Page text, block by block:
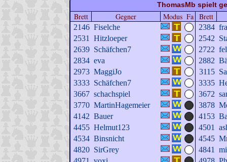
ThomasMb spielt
Brett Gegner Modus Fa Brett
2146 Fiselche 2384
2531
Hitzloeper 2542
2639 Schäfchen7 2722
2834 eva 2882
2973 MaggiJo 3115
3333 Schäfchen7 3335
3667 schachspiel 3672
3770 MartinHagemeier 3878
4142 Bauer 4153
4455 Helmut123 4501
4534 Binsnicht 4545
4820 SirGrey 4841